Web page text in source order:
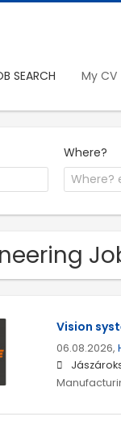
SEARCH My CV
Where?
Vision
06.08.2026,